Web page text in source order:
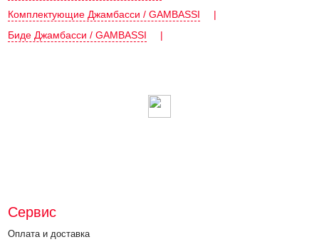
Комплектующие Джамбасси / GAMBASSI
|
Биде Джамбасси / GAMBASSI
|
Сервис
Оплата и доставка